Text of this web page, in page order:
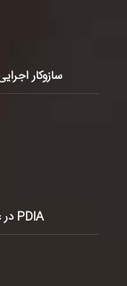
سازوکار
PDIA در عمل: تجربه مدیریت تعارض منافع در ایران